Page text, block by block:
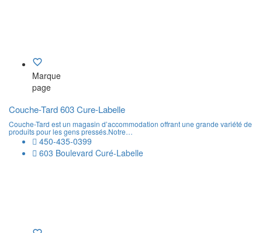
Marque
page
Couche-Tard 603 Cure-Labelle
Couche-Tard est un magasin d’accommodation offrant une grande variété de
produits pour les gens pressés.Notre…
450-435-0399
603 Boulevard Curé-Labelle